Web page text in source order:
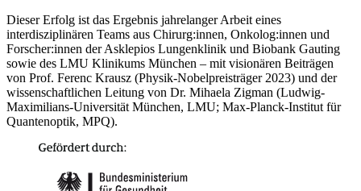
Dieser Erfolg ist das Ergebnis jahrelanger Arbeit eines
interdisziplinären Teams aus Chirurg:innen, Onkolog:innen und
Forscher:innen der Asklepios Lungenklinik und Biobank Gauting
sowie des LMU Klinikums München – mit visionären Beiträgen
von Prof. Ferenc Krausz (Physik-Nobelpreisträger 2023) und der
wissenschaftlichen Leitung von Dr. Mihaela Zigman (Ludwig-
Maximilians-Universität München, LMU; Max-Planck-Institut für
Quantenoptik, MPQ).